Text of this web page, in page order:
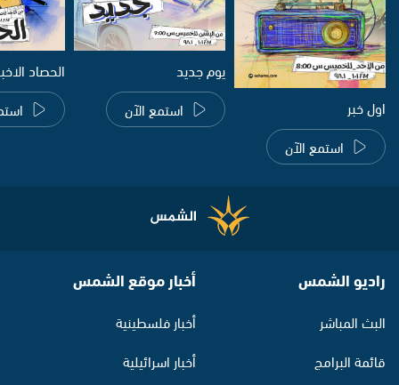
اول خبر
استمع الآن
يوم جديد
استمع الآن
الحصاد
راديو الشمس
البث المباشر
قائمة البرامج
أخبار موقع الشمس
أخبار فلسطينية
أخبار اسرائيلية